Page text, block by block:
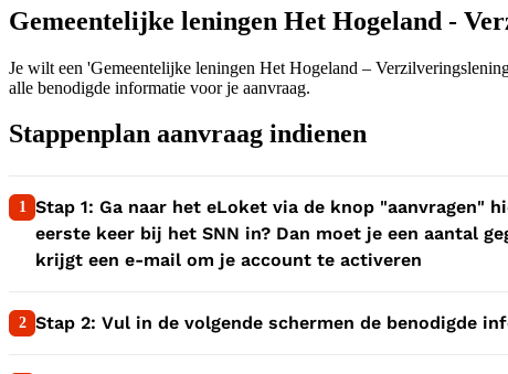
Gemeentelijke leningen Het Hogeland -
Je wilt een 'Gemeentelijke leningen Het Hogeland –
alle benodigde informatie voor je aanvraag.
Stappenplan aanvraag indienen
1 1:
Stap 1: Ga naar het eLoket via de knop "aanvragen"
eerste keer bij het SNN in? Dan moet je een aantal
krijgt een e-mail om je account te activeren
2 2:
Stap 2: Vul in de volgende schermen de benodigde